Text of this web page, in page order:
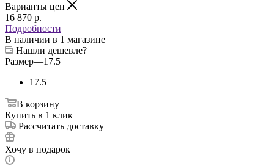
Варианты цен
16 870 p.
Подробности
В наличии в 1 магазине
Нашли дешевле?
Размер—17.5
17.5
В корзину
Купить в 1 клик
Рассчитать доставку
Хочу в подарок